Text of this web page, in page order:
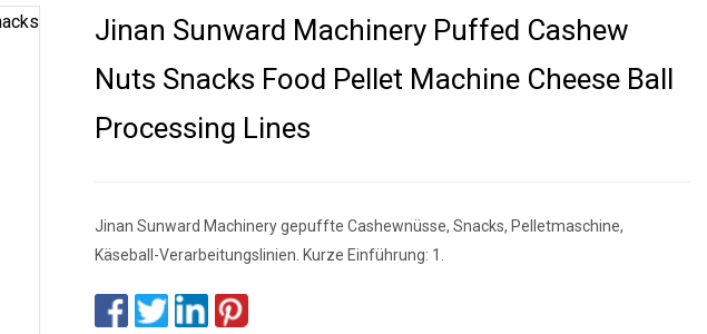
Jinan Sunward Machinery Puffed Cashew
Nuts Snacks Food Pellet Machine Cheese Ball
Processing Lines
Jinan Sunward Machinery gepuffte Cashewnüsse, Snacks, Pelletmaschine,
Käseball-Verarbeitungslinien. Kurze Einführung: 1.